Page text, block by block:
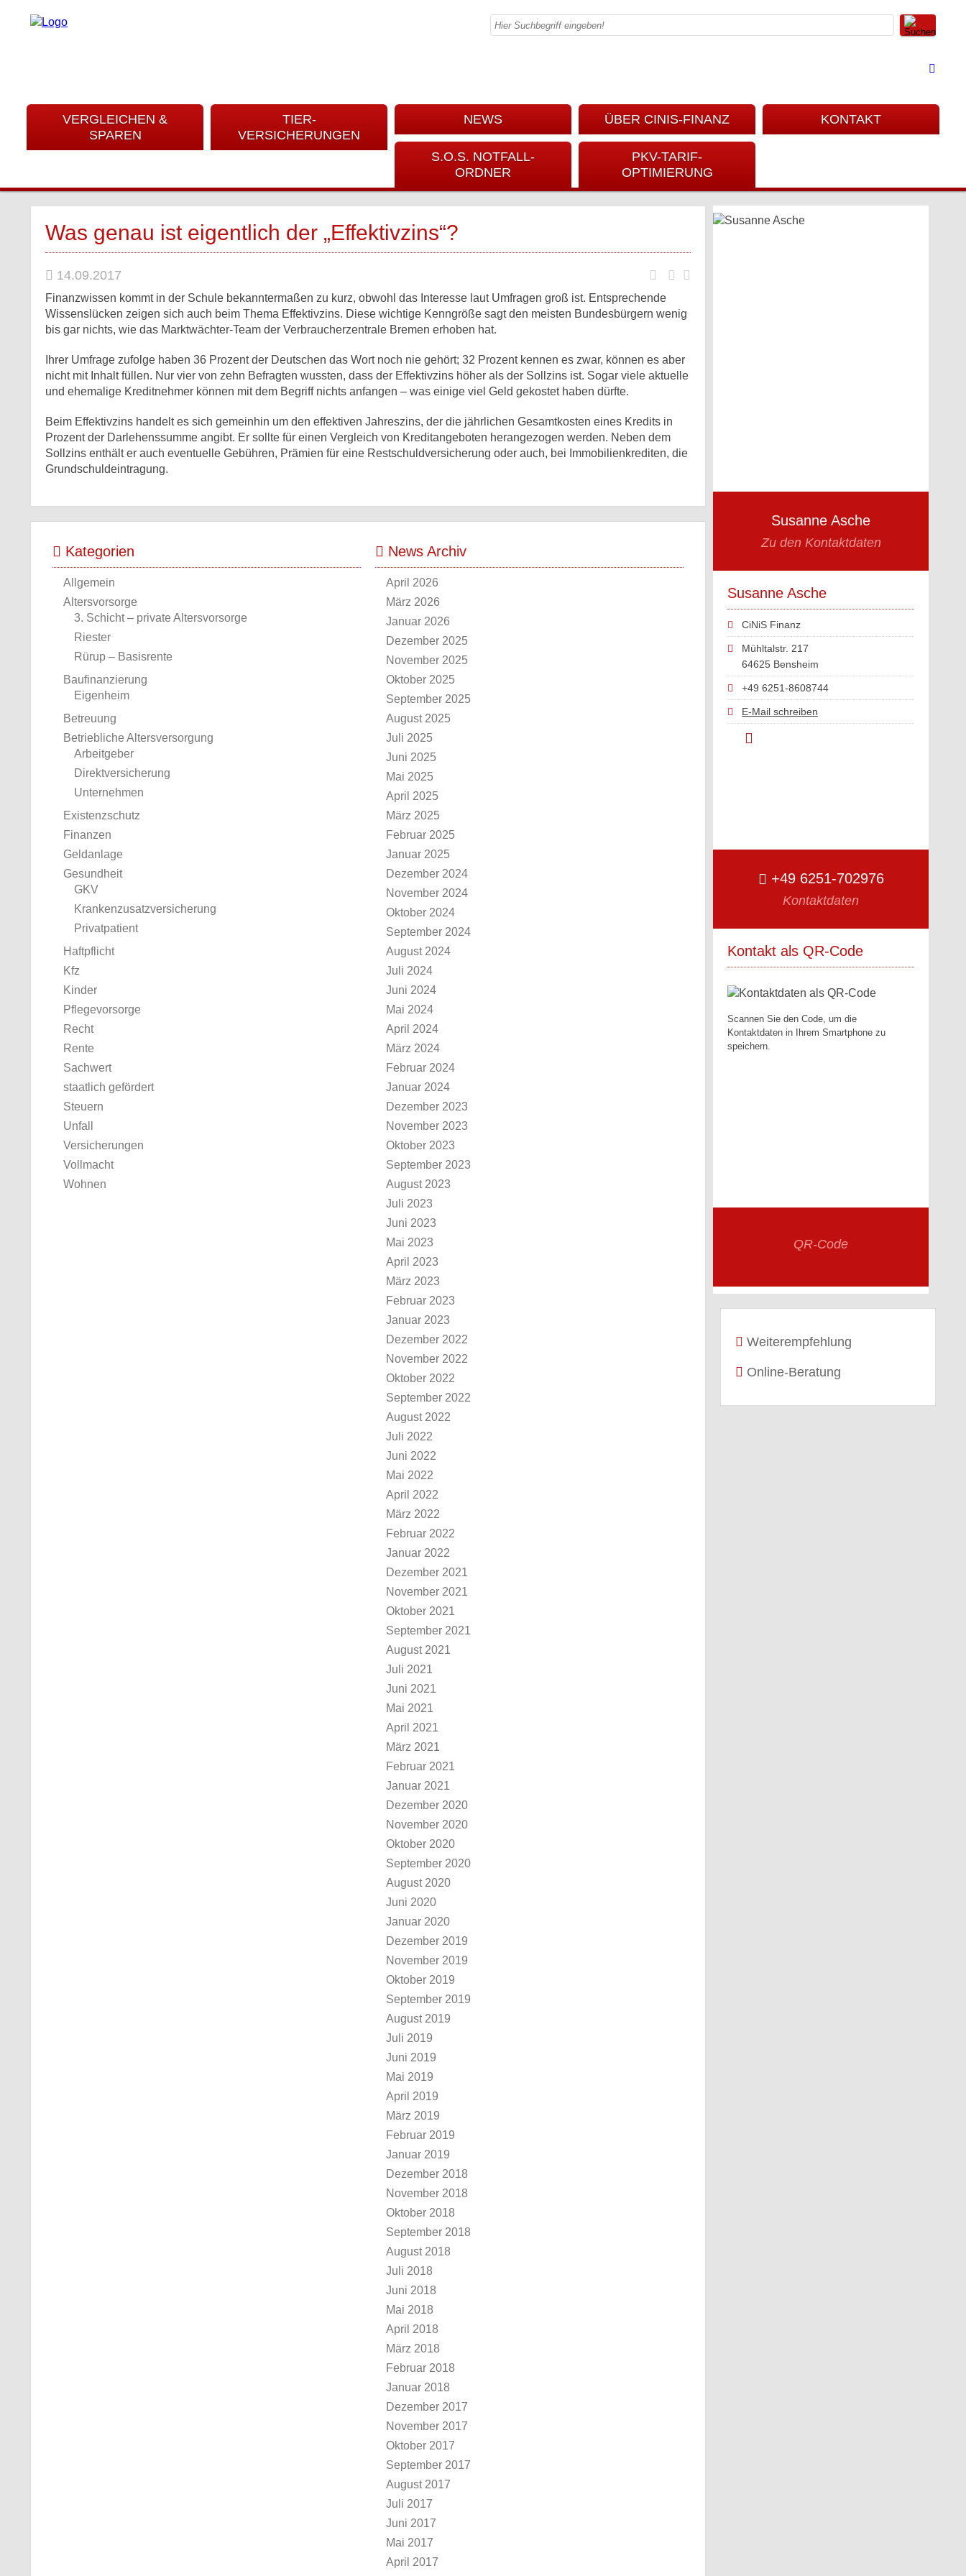
VERGLEICHEN &
SPAREN
TIER-
VERSICHERUNGEN
NEWS ÜBER CINIS-FINANZ KONTAKT
S.O.S. NOTFALL-
ORDNER
PKV-TARIF-
OPTIMIERUNG
Susanne Asche
Zu den Kontaktdaten
Susanne Asche
CiNiS Finanz
Mühltalstr. 217
64625 Bensheim
+49 6251-8608744
E-Mail schreiben
+49 6251-702976
Kontaktdaten
Kontakt als QR-Code
Scannen Sie den Code, um die
Kontaktdaten in Ihrem Smartphone zu
speichern.
QR-Code
Weiterempfehlung
Online-Beratung
Was genau ist eigentlich der „Effektivzins“?
14.09.2017
Finanzwissen kommt in der Schule bekanntermaßen zu kurz, obwohl das Interesse laut Umfragen groß ist. Entsprechende
Wissenslücken zeigen sich auch beim Thema Effektivzins. Diese wichtige Kenngröße sagt den meisten Bundesbürgern wenig
bis gar nichts, wie das Marktwächter-Team der Verbraucherzentrale Bremen erhoben hat.
Ihrer Umfrage zufolge haben 36 Prozent der Deutschen das Wort noch nie gehört; 32 Prozent kennen es zwar, können es aber
nicht mit Inhalt füllen. Nur vier von zehn Befragten wussten, dass der Effektivzins höher als der Sollzins ist. Sogar viele aktuelle
und ehemalige Kreditnehmer können mit dem Begriff nichts anfangen – was einige viel Geld gekostet haben dürfte.
Beim Effektivzins handelt es sich gemeinhin um den effektiven Jahreszins, der die jährlichen Gesamtkosten eines Kredits in
Prozent der Darlehenssumme angibt. Er sollte für einen Vergleich von Kreditangeboten herangezogen werden. Neben dem
Sollzins enthält er auch eventuelle Gebühren, Prämien für eine Restschuldversicherung oder auch, bei Immobilienkrediten, die
Grundschuldeintragung.
Kategorien
Allgemein
Altersvorsorge
3. Schicht – private Altersvorsorge
Riester
Rürup – Basisrente
Baufinanzierung
Eigenheim
Betreuung
Betriebliche Altersversorgung
Arbeitgeber
Direktversicherung
Unternehmen
Existenzschutz
Finanzen
Geldanlage
Gesundheit
GKV
Krankenzusatzversicherung
Privatpatient
Haftpflicht
Kfz
Kinder
Pflegevorsorge
Recht
Rente
Sachwert
staatlich gefördert
Steuern
Unfall
Versicherungen
Vollmacht
Wohnen
News Archiv
April 2026
März 2026
Januar 2026
Dezember 2025
November 2025
Oktober 2025
September 2025
August 2025
Juli 2025
Juni 2025
Mai 2025
April 2025
März 2025
Februar 2025
Januar 2025
Dezember 2024
November 2024
Oktober 2024
September 2024
August 2024
Juli 2024
Juni 2024
Mai 2024
April 2024
März 2024
Februar 2024
Januar 2024
Dezember 2023
November 2023
Oktober 2023
September 2023
August 2023
Juli 2023
Juni 2023
Mai 2023
April 2023
März 2023
Februar 2023
Januar 2023
Dezember 2022
November 2022
Oktober 2022
September 2022
August 2022
Juli 2022
Juni 2022
Mai 2022
April 2022
März 2022
Februar 2022
Januar 2022
Dezember 2021
November 2021
Oktober 2021
September 2021
August 2021
Juli 2021
Juni 2021
Mai 2021
April 2021
März 2021
Februar 2021
Januar 2021
Dezember 2020
November 2020
Oktober 2020
September 2020
August 2020
Juni 2020
Januar 2020
Dezember 2019
November 2019
Oktober 2019
September 2019
August 2019
Juli 2019
Juni 2019
Mai 2019
April 2019
März 2019
Februar 2019
Januar 2019
Dezember 2018
November 2018
Oktober 2018
September 2018
August 2018
Juli 2018
Juni 2018
Mai 2018
April 2018
März 2018
Februar 2018
Januar 2018
Dezember 2017
November 2017
Oktober 2017
September 2017
August 2017
Juli 2017
Juni 2017
Mai 2017
April 2017